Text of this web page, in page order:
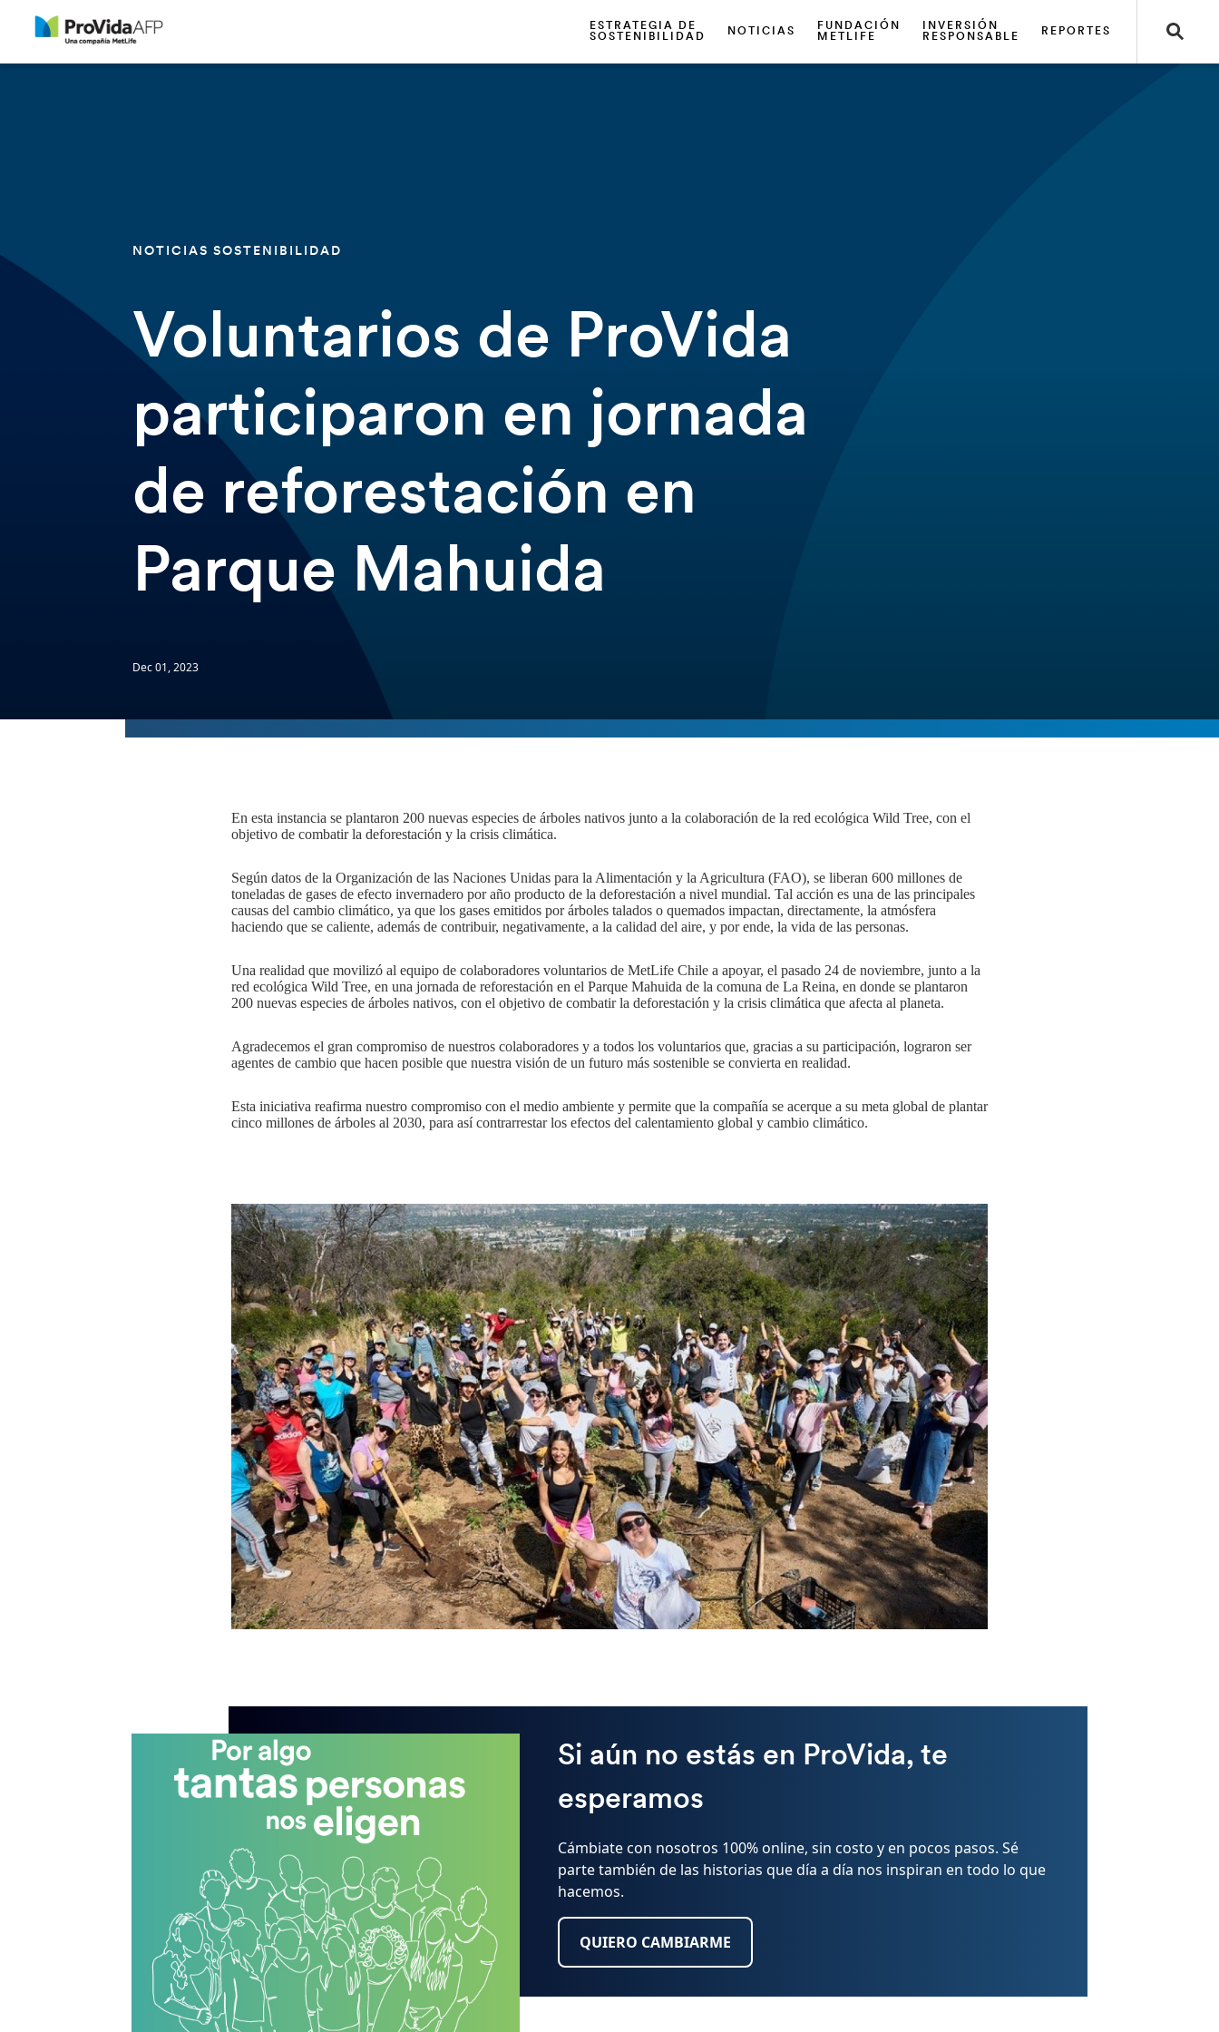
ESTRATEGIA DE
SOSTENIBILIDAD
NOTICIAS
FUNDACIÓN
METLIFE
INVERSIÓN
RESPONSABLE
REPORTES
NOTICIAS SOSTENIBILIDAD
Voluntarios de ProVida
participaron en jornada
de reforestación en
Parque Mahuida
Dec 01, 2023
En esta instancia se plantaron 200 nuevas especies de árboles nativos junto a la colaboración de la red ecológica Wild Tree, con el
objetivo de combatir la deforestación y la crisis climática.
Según datos de la Organización de las Naciones Unidas para la Alimentación y la Agricultura (FAO), se liberan 600 millones de
toneladas de gases de efecto invernadero por año producto de la deforestación a nivel mundial. Tal acción es una de las principales
causas del cambio climático, ya que los gases emitidos por árboles talados o quemados impactan, directamente, la atmósfera
haciendo que se caliente, además de contribuir, negativamente, a la calidad del aire, y por ende, la vida de las personas.
Una realidad que movilizó al equipo de colaboradores voluntarios de MetLife Chile a apoyar, el pasado 24 de noviembre, junto a la
red ecológica Wild Tree, en una jornada de reforestación en el Parque Mahuida de la comuna de La Reina, en donde se plantaron
200 nuevas especies de árboles nativos, con el objetivo de combatir la deforestación y la crisis climática que afecta al planeta.
Agradecemos el gran compromiso de nuestros colaboradores y a todos los voluntarios que, gracias a su participación, lograron ser
agentes de cambio que hacen posible que nuestra visión de un futuro más sostenible se convierta en realidad.
Esta iniciativa reafirma nuestro compromiso con el medio ambiente y permite que la compañía se acerque a su meta global de plantar
cinco millones de árboles al 2030, para así contrarrestar los efectos del calentamiento global y cambio climático.
Si aún no estás en ProVida, te
esperamos
Cámbiate con nosotros 100% online, sin costo y en pocos pasos. Sé
parte también de las historias que día a día nos inspiran en todo lo que
hacemos.
QUIERO CAMBIARME